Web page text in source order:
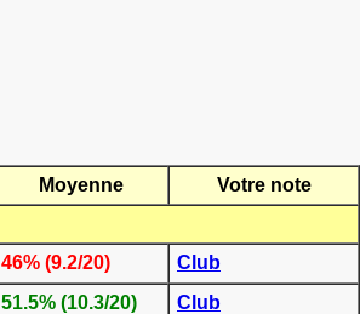
Moyenne
Votre note
46% (9.2/20)
Club
51.5% (10.3/20)
Club